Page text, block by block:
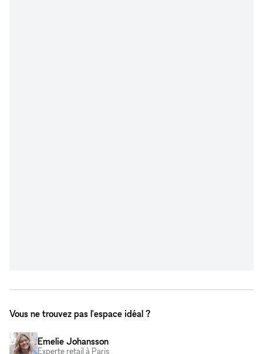
Vous ne trouvez pas l'espace idéal ?
Emelie Johansson
Experte retail à Paris